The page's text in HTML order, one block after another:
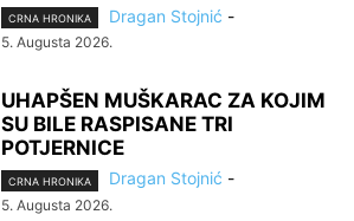
CRNA HRONIKA Dragan Stojnić -
5. Augusta 2026.
UHAPŠEN MUŠKARAC ZA KOJIM
SU BILE RASPISANE TRI
POTJERNICE
CRNA HRONIKA Dragan Stojnić -
5. Augusta 2026.